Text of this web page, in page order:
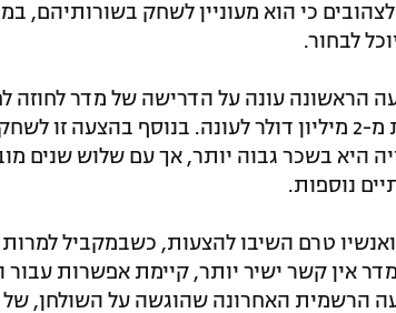
כי הוא מעוניין לשחק בשורותיהם,
לבחור.
הראשונה עונה על הדרישה של מדר
פחות מ-2 מיליון דולר לעונה. בנוסף
היא בשכר גבוה יותר, אך עם שלוש שנים
נוספות.
טרם השיבו להצעות, כשבמקביל למרות
מדר אין קשר ישיר יותר, קיימת אפשרות